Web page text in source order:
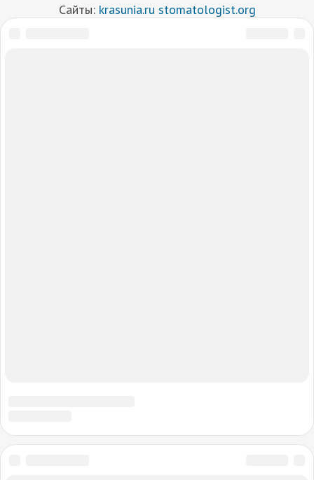
Сайты: krasunia.ru stomatologist.org